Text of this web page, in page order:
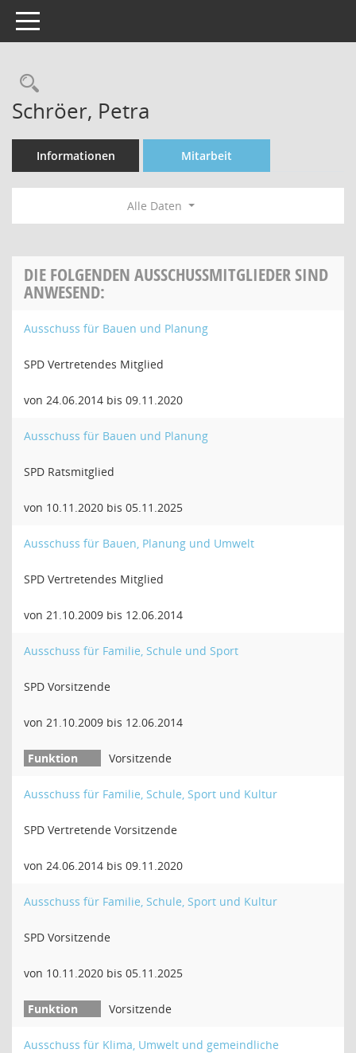
Toggle navigation
Rechercheauswahl
Schröer, Petra
Informationen Mitarbeit
Alle Daten
DIE FOLGENDEN AUSSCHUSSMITGLIEDER SIND
ANWESEND:
Ausschuss für Bauen und Planung
SPD Vertretendes Mitglied
von 24.06.2014 bis 09.11.2020
Ausschuss für Bauen und Planung
SPD Ratsmitglied
von 10.11.2020 bis 05.11.2025
Ausschuss für Bauen, Planung und Umwelt
SPD Vertretendes Mitglied
von 21.10.2009 bis 12.06.2014
Ausschuss für Familie, Schule und Sport
SPD Vorsitzende
von 21.10.2009 bis 12.06.2014
Vorsitzende
Ausschuss für Familie, Schule, Sport und Kultur
SPD Vertretende Vorsitzende
von 24.06.2014 bis 09.11.2020
Ausschuss für Familie, Schule, Sport und Kultur
SPD Vorsitzende
von 10.11.2020 bis 05.11.2025
Vorsitzende
Ausschuss für Klima, Umwelt und gemeindliche